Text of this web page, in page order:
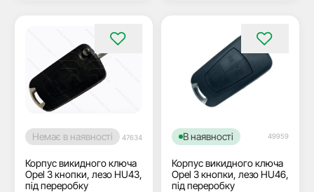
Немає в наявності 47634
Корпус викидного ключа
Opel 3 кнопки, лезо HU43,
під переробку
В наявності 49959
Корпус викидного ключа
Opel 3 кнопки, лезо HU46,
під переробку